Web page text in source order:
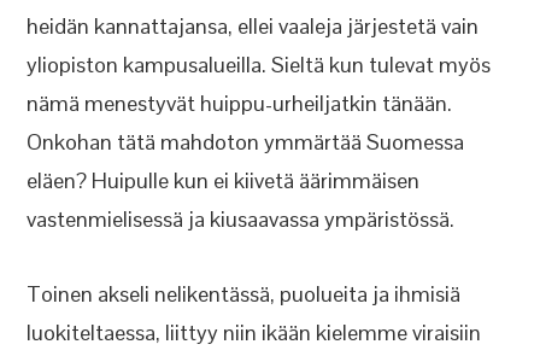
heidän kannattajansa, ellei vaaleja järjestetä vain
yliopiston kampusalueilla. Sieltä kun tulevat myös
nämä menestyvät huippu-urheiljatkin tänään.
Onkohan tätä mahdoton ymmärtää Suomessa
eläen? Huipulle kun ei kiivetä äärimmäisen
vastenmielisessä ja kiusaavassa ympäristössä.
Toinen akseli nelikentässä, puolueita ja ihmisiä
luokiteltaessa, liittyy niin ikään kielemme viraisiin